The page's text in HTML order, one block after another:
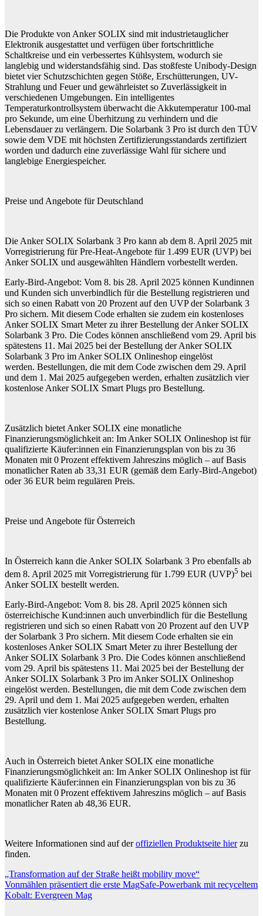
Die Produkte von Anker SOLIX sind mit industrietauglicher
Elektronik ausgestattet und verfügen über fortschrittliche
Schaltkreise und ein verbessertes Kühlsystem, wodurch sie
langlebig und widerstandsfähig sind. Das stoßfeste Unibody-Design
bietet vier Schutzschichten gegen Stöße, Erschütterungen, UV-
Strahlung und Feuer und gewährleistet so Zuverlässigkeit in
verschiedenen Umgebungen. Ein intelligentes
Temperaturkontrollsystem überwacht die Akkutemperatur 100-mal
pro Sekunde, um eine Überhitzung zu verhindern und die
Lebensdauer zu verlängern. Die Solarbank 3 Pro ist durch den TÜV
sowie dem VDE mit höchsten Zertifizierungsstandards zertifiziert
worden und dadurch eine zuverlässige Wahl für sichere und
langlebige Energiespeicher.
Preise und Angebote für Deutschland
Die Anker SOLIX Solarbank 3 Pro kann ab dem 8. April 2025 mit
Vorregistrierung für Pre-Heat-Angebote für 1.499 EUR (UVP) bei
Anker SOLIX und ausgewählten Händlern vorbestellt werden.
Early-Bird-Angebot: Vom 8. bis 28. April 2025 können Kundinnen
und Kunden sich unverbindlich für die Bestellung registrieren und
sich so einen Rabatt von 20 Prozent auf den UVP der Solarbank 3
Pro sichern. Mit diesem Code erhalten sie zudem ein kostenloses
Anker SOLIX Smart Meter zu ihrer Bestellung der Anker SOLIX
Solarbank 3 Pro. Die Codes können anschließend vom 29. April bis
spätestens 11. Mai 2025 bei der Bestellung der Anker SOLIX
Solarbank 3 Pro im Anker SOLIX Onlineshop eingelöst
werden. Bestellungen, die mit dem Code zwischen dem 29. April
und dem 1. Mai 2025 aufgegeben werden, erhalten zusätzlich vier
kostenlose Anker SOLIX Smart Plugs pro Bestellung.
Zusätzlich bietet Anker SOLIX eine monatliche
Finanzierungsmöglichkeit an: Im Anker SOLIX Onlineshop ist für
qualifizierte Käufer:innen ein Finanzierungsplan von bis zu 36
Monaten mit 0 Prozent effektivem Jahreszins möglich – auf Basis
monatlicher Raten ab 33,31 EUR (gemäß dem Early-Bird-Angebot)
oder 36 EUR beim regulären Preis.
Preise und Angebote für Österreich
In Österreich kann die Anker SOLIX Solarbank 3 Pro ebenfalls ab
dem 8. April 2025 mit Vorregistrierung für 1.799 EUR (UVP)5 bei
Anker SOLIX bestellt werden.
Early-Bird-Angebot: Vom 8. bis 28. April 2025 können sich
österreichische Kund:innen auch unverbindlich für die Bestellung
registrieren und sich so einen Rabatt von 20 Prozent auf den UVP
der Solarbank 3 Pro sichern. Mit diesem Code erhalten sie ein
kostenloses Anker SOLIX Smart Meter zu ihrer Bestellung der
Anker SOLIX Solarbank 3 Pro. Die Codes können anschließend
vom 29. April bis spätestens 11. Mai 2025 bei der Bestellung der
Anker SOLIX Solarbank 3 Pro im Anker SOLIX Onlineshop
eingelöst werden. Bestellungen, die mit dem Code zwischen dem
29. April und dem 1. Mai 2025 aufgegeben werden, erhalten
zusätzlich vier kostenlose Anker SOLIX Smart Plugs pro
Bestellung.
Auch in Österreich bietet Anker SOLIX eine monatliche
Finanzierungsmöglichkeit an: Im Anker SOLIX Onlineshop ist für
qualifizierte Käufer:innen ein Finanzierungsplan von bis zu 36
Monaten mit 0 Prozent effektivem Jahreszins möglich – auf Basis
monatlicher Raten ab 48,36 EUR.
Weitere Informationen sind auf deroffiziellen Produktseite hierzu
finden.
Beitragsnavigation
„Transformation auf der Straße heißt mobility move“
Vonmählen präsentiert die erste MagSafe-Powerbank mit recyceltem
Kobalt: Evergreen Mag